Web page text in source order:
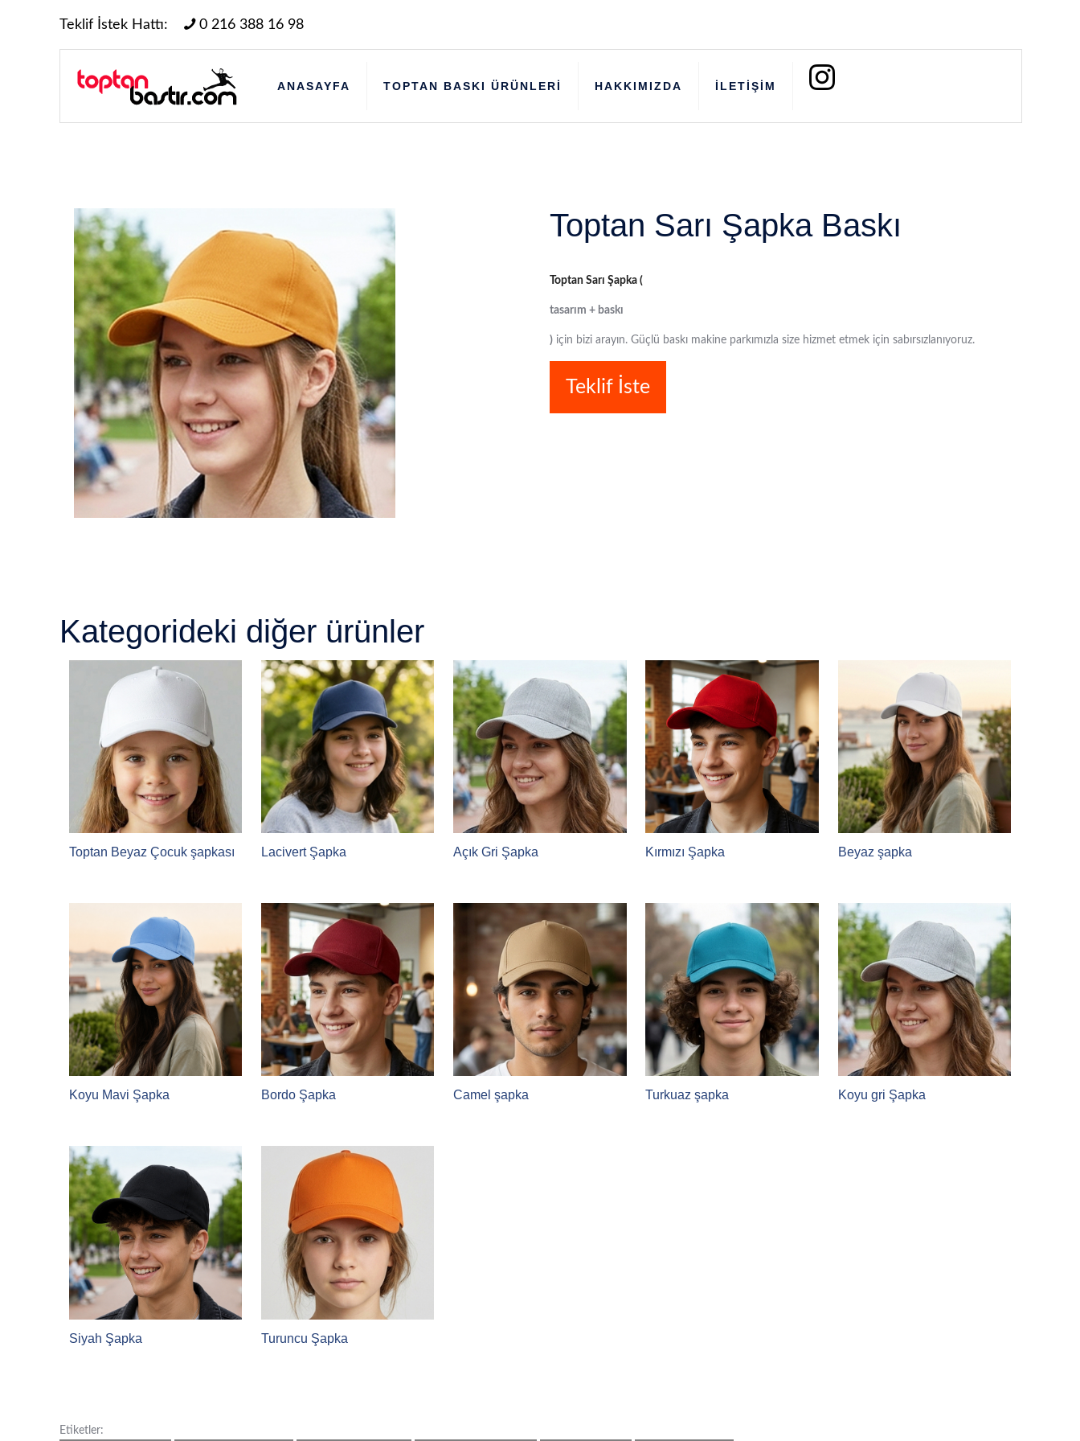
Teklif İstek Hattı: 0 216 388 16 98
ANASAYFA TOPTAN BASKI ÜRÜNLERİ HAKKIMIZDA İLETİŞİM
Toptan Sarı Şapka Baskı
Toptan Sarı Şapka (
tasarım + baskı
)için bizi arayın. Güçlü baskı makine parkımızla size hizmet etmek için sabırsızlanıyoruz.
Teklif İste
Kategorideki diğer ürünler
Toptan Beyaz Çocuk şapkası Lacivert Şapka Açık Gri Şapka Kırmızı Şapka Beyaz şapka
Koyu Mavi Şapka Bordo Şapka Camel şapka Turkuaz şapka Koyu gri Şapka
Siyah Şapka Turuncu Şapka
Etiketler: